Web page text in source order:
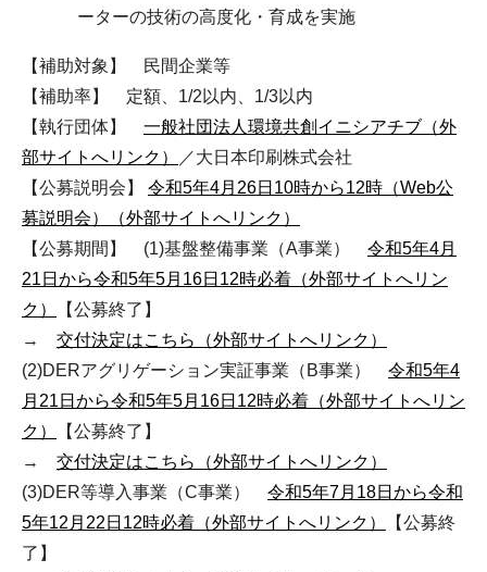
ーターの技術の高度化・育成を実施
【補助対象】 民間企業等
【補助率】 定額、1/2以内、1/3以内
【執行団体】 一般社団法人環境共創イニシアチブ（外
部サイトへリンク）
／大日本印刷株式会社
【公募説明会】 令和5年4月26日10時から12時（Web公
募説明会）（外部サイトへリンク）
【公募期間】 (1)基盤整備事業（A事業） 令和5年4月
21日から令和5年5月16日12時必着（外部サイトへリン
ク）
【公募終了】
→ 交付決定はこちら（外部サイトへリンク）
(2)DERアグリゲーション実証事業（B事業） 令和5年4
月21日から令和5年5月16日12時必着（外部サイトへリン
ク）
【公募終了】
→ 交付決定はこちら（外部サイトへリンク）
(3)DER等導入事業（C事業） 令和5年7月18日から令和
5年12月22日12時必着（外部サイトへリンク）
【公募終
了】